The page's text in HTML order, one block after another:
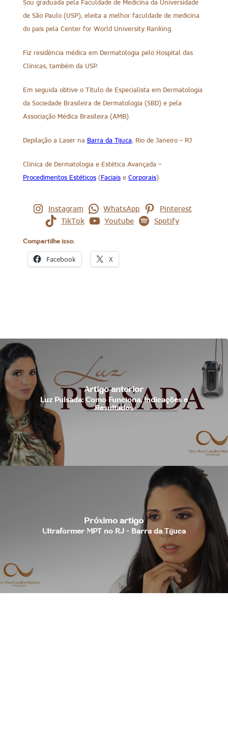
Sou graduada pela Faculdade de Medicina da Universidade
de São Paulo (USP), eleita a melhor faculdade de medicina
do país pela Center for World University Ranking.
Fiz residência médica em Dermatologia pelo Hospital das
Clínicas, também da USP.
Em seguida obtive o Título de Especialista em Dermatologia
da Sociedade Brasileira de Dermatologia (SBD) e pela
Associação Médica Brasileira (AMB).
Depilação a Laser na Barra da Tijuca, Rio de Janeiro – RJ
Clínica de Dermatologia e Estética Avançada –
Procedimentos Estéticos(Faciaise Corporais).
Instagram WhatsApp
Pinterest
TikTok
Youtube Spotify
Compartilhe isso:
Facebook X
Artigo anterior
Luz Pulsada: Como Funciona, Indicações e
Resultados
Próximo artigo
Ultraformer MPT no RJ - Barra da Tijuca